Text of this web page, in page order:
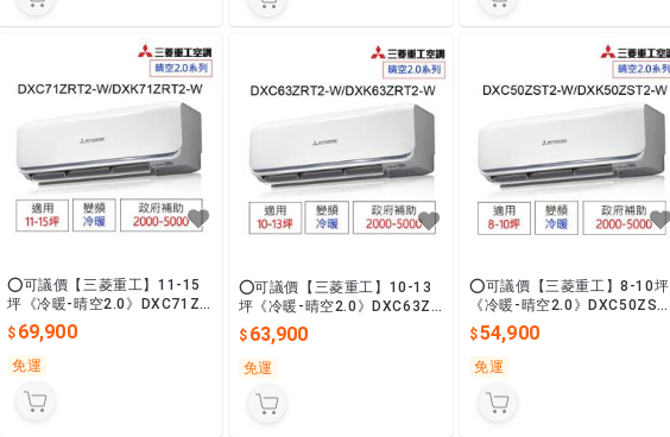
⭕可議價【三菱重工】11-15
坪《冷暖-晴空2.0》DXC71ZR
T2-W/DXK71ZRT2-W變頻一
級最省電
69,900
免運
⭕可議價【三菱重工】10-13
坪《冷暖-晴空2.0》DXC63ZR
T2-W/DXK63ZRT2-W變頻一
級最省電
63,900
免運
⭕可議價【三菱重工】8-10坪
《冷暖-晴空2.0》DXC50ZST
2-W/DXK50ZST2-W變頻一級
最省電
54,900
免運